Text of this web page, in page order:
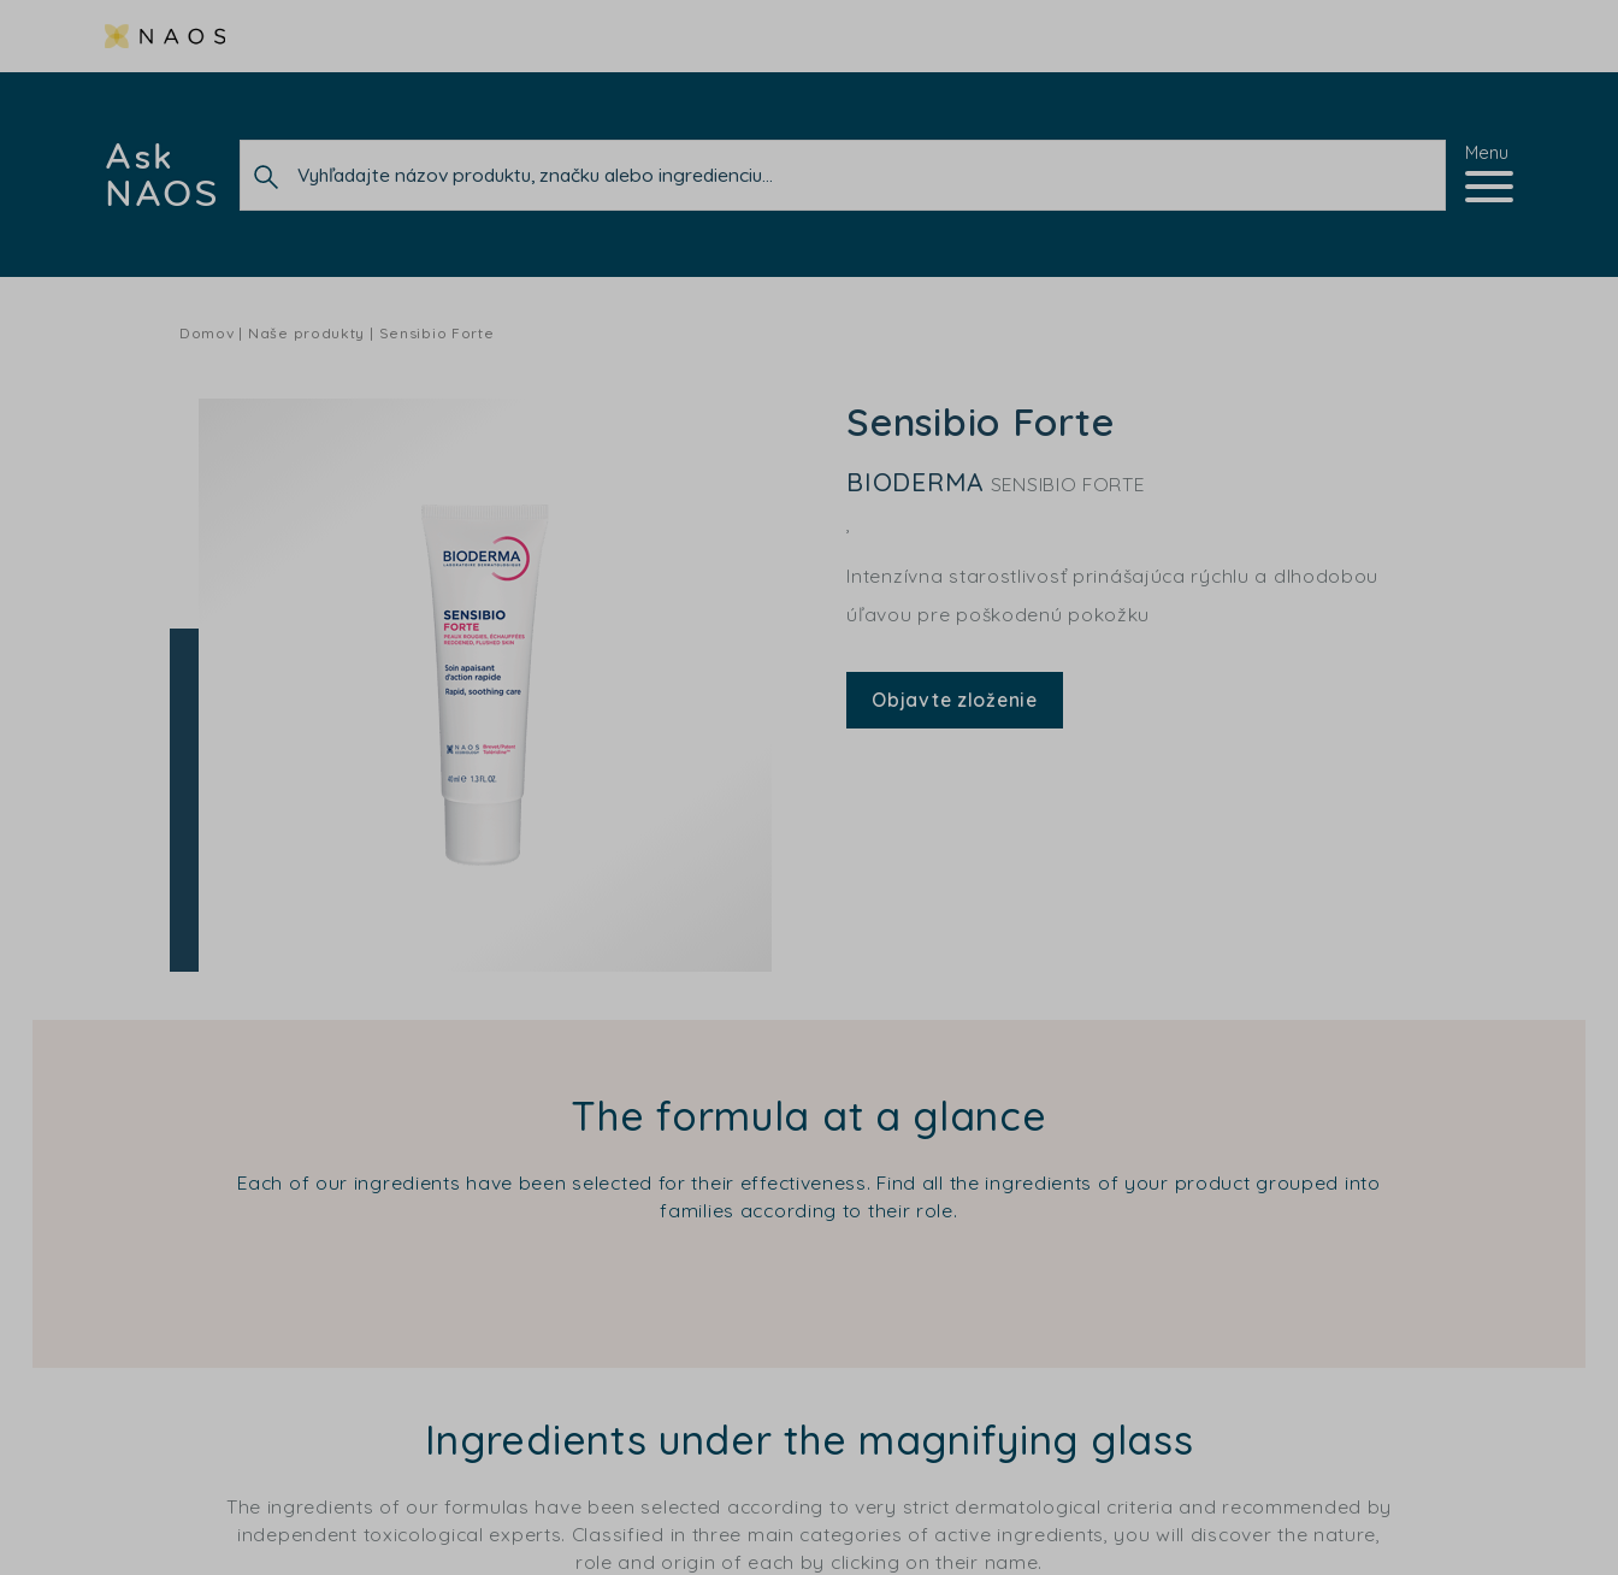
Ask
NAOS
Menu
Domov Naše produkty Sensibio Forte
Sensibio Forte
BIODERMA SENSIBIO FORTE
Intenzívna starostlivosť prinášajúca rýchlu a dlhodobou
úľavou pre poškodenú pokožku
Objavte zloženie
The formula at a glance
Each of our ingredients have been selected for their effectiveness. Find all the ingredients of your product grouped into
families according to their role.
Ingredients under the magnifying glass
The ingredients of our formulas have been selected according to very strict dermatological criteria and recommended by
independent toxicological experts. Classified in three main categories of active ingredients, you will discover the nature,
role and origin of each by clicking on their name.